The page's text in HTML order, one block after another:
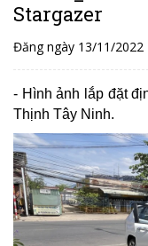
Stargazer
Đăng ngày 13/11/2022
- Hình ảnh lắp đặt
Thịnh Tây Ninh.